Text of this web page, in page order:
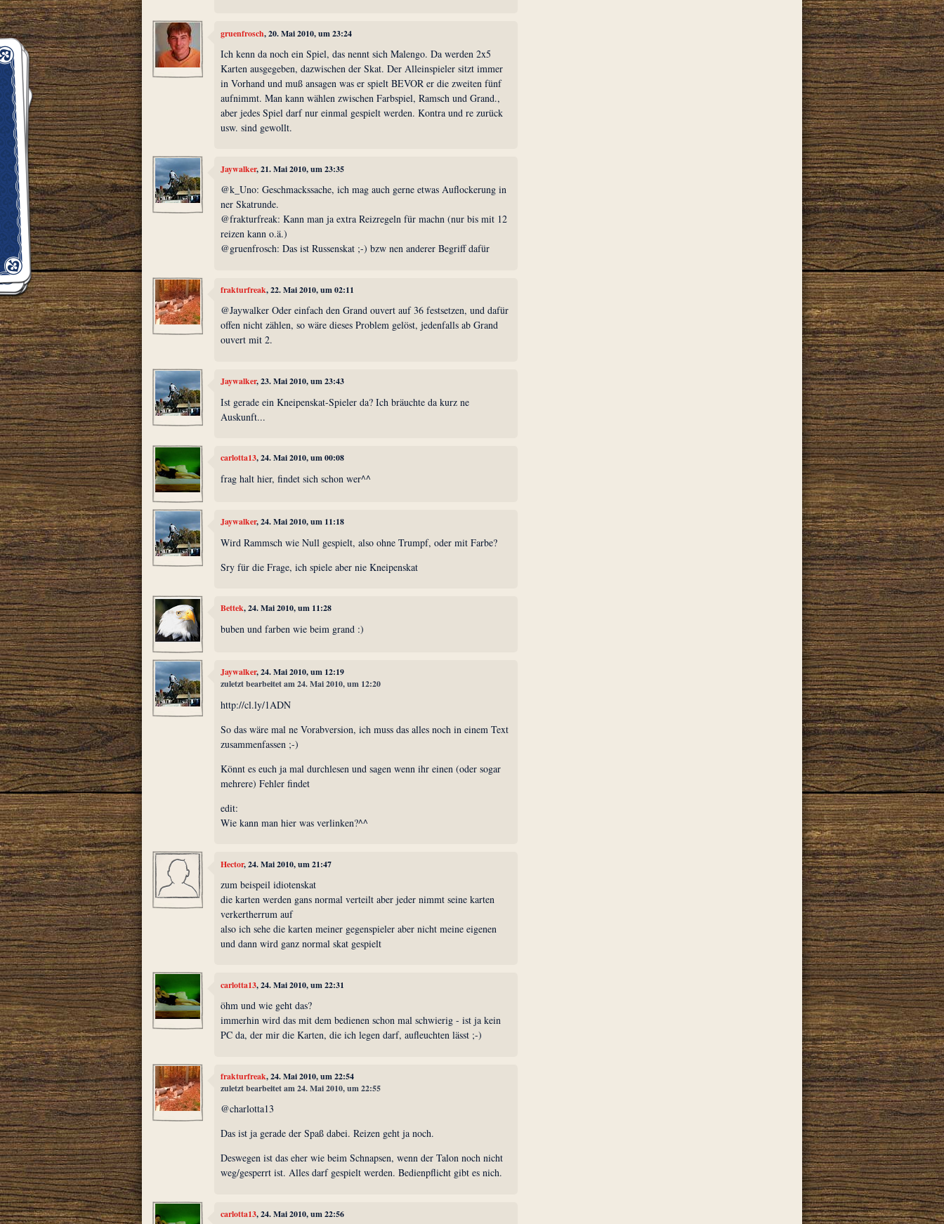
gruenfrosch, 20. Mai 2010, um 23:24
Ich kenn da noch ein Spiel, das nennt sich Malengo. Da werden 2x5
Karten ausgegeben, dazwischen der Skat. Der Alleinspieler sitzt immer
in Vorhand und muß ansagen was er spielt BEVOR er die zweiten fünf
aufnimmt. Man kann wählen zwischen Farbspiel, Ramsch und Grand.,
aber jedes Spiel darf nur einmal gespielt werden. Kontra und re zurück
usw. sind gewollt.
Jaywalker, 21. Mai 2010, um 23:35
@k_Uno: Geschmackssache, ich mag auch gerne etwas Auflockerung in
ner Skatrunde.
@frakturfreak: Kann man ja extra Reizregeln für machn (nur bis mit 12
reizen kann o.ä.)
@gruenfrosch: Das ist Russenskat ;-) bzw nen anderer Begriff dafür
frakturfreak, 22. Mai 2010, um 02:11
@Jaywalker Oder einfach den Grand ouvert auf 36 festsetzen, und dafür
offen nicht zählen, so wäre dieses Problem gelöst, jedenfalls ab Grand
ouvert mit 2.
Jaywalker, 23. Mai 2010, um 23:43
Ist gerade ein Kneipenskat-Spieler da? Ich bräuchte da kurz ne
Auskunft...
carlotta13, 24. Mai 2010, um 00:08
frag halt hier, findet sich schon wer^^
Jaywalker, 24. Mai 2010, um 11:18
Wird Rammsch wie Null gespielt, also ohne Trumpf, oder mit Farbe?
Sry für die Frage, ich spiele aber nie Kneipenskat
Bettek, 24. Mai 2010, um 11:28
buben und farben wie beim grand :)
Jaywalker, 24. Mai 2010, um 12:19
zuletzt bearbeitet am 24. Mai 2010, um 12:20
http://cl.ly/1ADN
So das wäre mal ne Vorabversion, ich muss das alles noch in einem Text
zusammenfassen ;-)
Könnt es euch ja mal durchlesen und sagen wenn ihr einen (oder sogar
mehrere) Fehler findet
edit:
Wie kann man hier was verlinken?^^
Hector, 24. Mai 2010, um 21:47
zum beispeil idiotenskat
die karten werden gans normal verteilt aber jeder nimmt seine karten
verkertherrum auf
also ich sehe die karten meiner gegenspieler aber nicht meine eigenen
und dann wird ganz normal skat gespielt
carlotta13, 24. Mai 2010, um 22:31
öhm und wie geht das?
immerhin wird das mit dem bedienen schon mal schwierig - ist ja kein
PC da, der mir die Karten, die ich legen darf, aufleuchten lässt ;-)
frakturfreak, 24. Mai 2010, um 22:54
zuletzt bearbeitet am 24. Mai 2010, um 22:55
@charlotta13
Das ist ja gerade der Spaß dabei. Reizen geht ja noch.
Deswegen ist das eher wie beim Schnapsen, wenn der Talon noch nicht
weg/gesperrt ist. Alles darf gespielt werden. Bedienpflicht gibt es nich.
carlotta13, 24. Mai 2010, um 22:56